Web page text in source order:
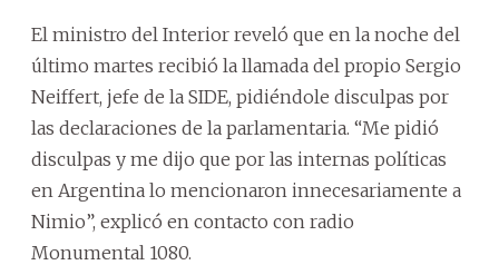
El ministro del Interior reveló que en la noche del
último martes recibió la llamada del propio Sergio
Neiffert, jefe de la SIDE, pidiéndole disculpas por
las declaraciones de la parlamentaria. “Me pidió
disculpas y me dijo que por las internas políticas
en Argentina lo mencionaron innecesariamente a
Nimio”, explicó en contacto con radio
Monumental 1080.